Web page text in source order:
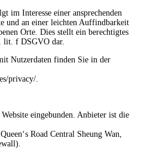
im Interesse einer ansprechenden
und an einer leichten Auffindbarkeit
Orte. Dies stellt ein berechtigtes
lit. f DSGVO dar.
Nutzerdaten finden Sie in der
privacy/.
eingebunden. Anbieter ist die
Road Central Sheung Wan,